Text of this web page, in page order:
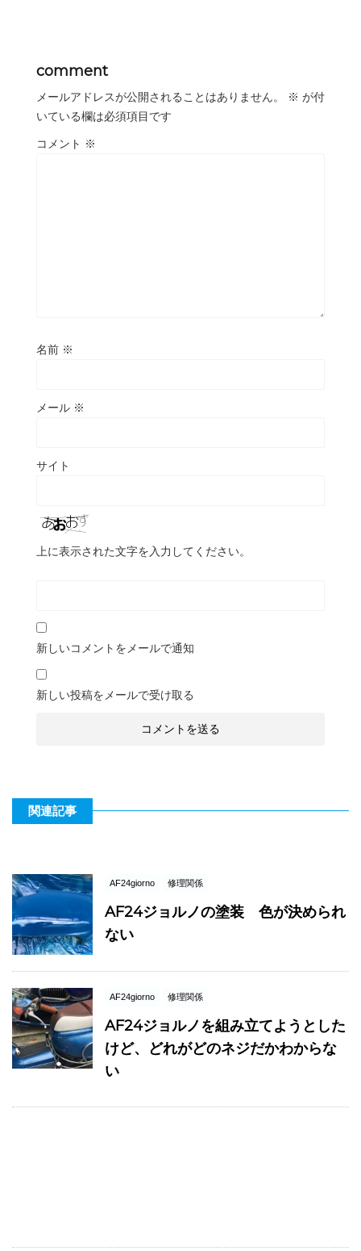
comment
メールアドレスが公開されることはありません。 ※ が付
いている欄は必須項目です
コメント ※
名前 ※
メール ※
サイト
上に表示された文字を入力してください。
新しいコメントをメールで通知
新しい投稿をメールで受け取る
関連記事
AF24giorno 修理関係
AF24ジョルノの塗装 色が決められ
ない
AF24giorno 修理関係
AF24ジョルノを組み立てようとした
けど、どれがどのネジだかわからな
い